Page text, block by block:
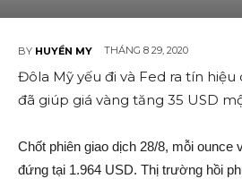
BY HUYỀN MY THÁNG 8 29, 2020
Đôla Mỹ yếu đi và Fed ra tín
đã giúp giá vàng tăng 35 USD
Chốt phiên giao dịch 28/8, mỗi ounce
đứng tại 1.964 USD. Thị trường hồi